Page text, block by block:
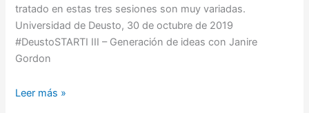
tratado en estas tres sesiones son muy variadas.
Universidad de Deusto, 30 de octubre de 2019
#DeustoSTARTI III – Generación de ideas con Janire
Gordon
Leer más »